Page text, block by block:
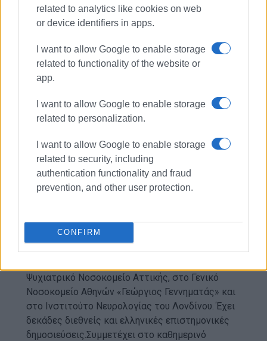
related to analytics like cookies on web
or device identifiers in apps.
I want to allow Google to enable storage
related to functionality of the website or
app.
I want to allow Google to enable storage
related to personalization.
I want to allow Google to enable storage
related to security, including
authentication functionality and fraud
prevention, and other user protection.
CONFIRM
συνευθύνονται.
PIXABAY
Εμφανίσεις: 2191
Ο Κωνσταντίνος Χρ. Σπίγγος γεννήθηκε το 1971
στον Πειραιά, μεγάλωσε στο Χαϊδάρι και ζει
Ψυχιατρικό Νοσοκομείο Αττικής, στο Γενικό
Νοσοκομείο Αθηνών «Γεώργιος Γεννηματάς» και
στο Ινστιτούτο Νευρολογίας του Λονδίνου. Έχει
δεκάδες διεθνείς και ελληνικές επιστημονικές
δημοσιεύσεις.Συμμετέχει στο καθημερινό